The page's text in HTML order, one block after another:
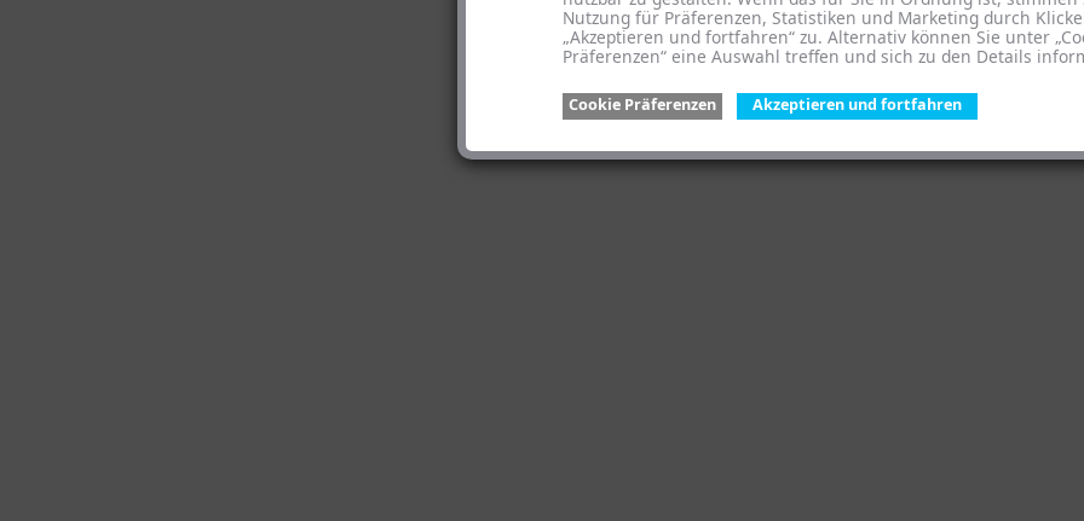
Nutzung für Präferenzen, Statistiken und Marketing durch
„Akzeptieren und fortfahren“ zu. Alternativ können Sie unter
Präferenzen“ eine Auswahl treffen und sich zu den Details
Cookie Präferenzen Akzeptieren und fortfahren